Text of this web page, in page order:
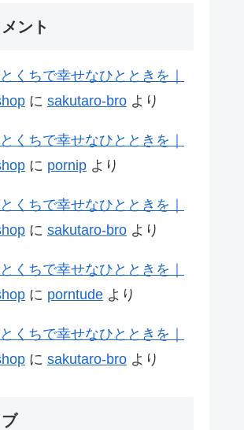
ント
くちで幸せなひとときを｜
に sakutaro-bro より
くちで幸せなひとときを｜
に pornip より
くちで幸せなひとときを｜
に sakutaro-bro より
くちで幸せなひとときを｜
に porntude より
くちで幸せなひとときを｜
に sakutaro-bro より